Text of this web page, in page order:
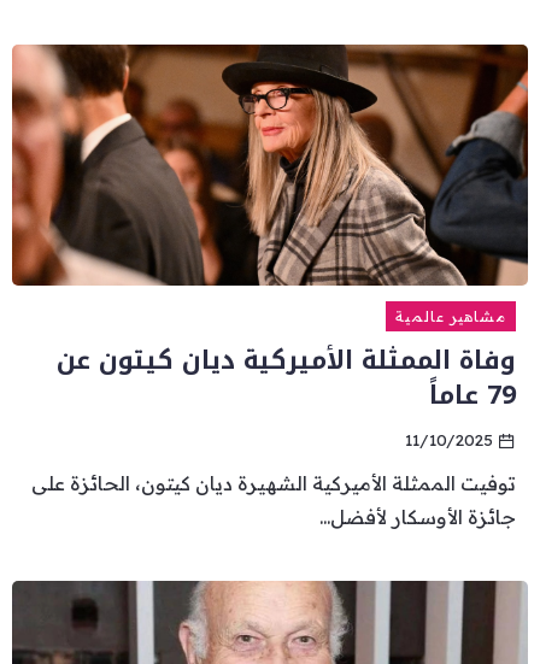
مشاهير عالمية
وفاة الممثلة الأميركية ديان كيتون عن
79 عاماً
11/10/2025
توفيت الممثلة الأميركية الشهيرة ديان كيتون، الحائزة على
جائزة الأوسكار لأفضل...